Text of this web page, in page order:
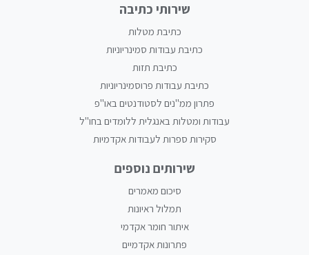
שירותי כתיבה
כתיבת מטלות
כתיבת עבודות סמינריוניות
כתיבת תזות
כתיבת עבודות פרוסמינריוניות
פתרון ממ"נים לסטודנטים באו"פ
עבודות ומטלות באנגלית ללומדים בחו"ל
סקירות ספרות לעבודות אקדמיות
שירותים נוספים
סיכום מאמרים
תמלול ראיונות
איתור חומר אקדמי
פתרונות אקדמיים